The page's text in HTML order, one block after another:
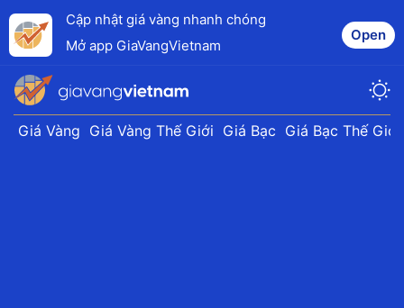
Cập nhật giá vàng nhanh chóng
Mở app GiaVangVietnam
Open
Giá Vàng Giá Vàng Thế Giới Giá Bạc Giá Bạc Thế Giới